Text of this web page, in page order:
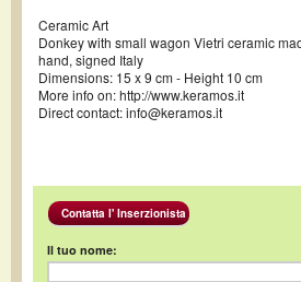
Ceramic Art
Donkey with small wagon Vietri ceramic
hand, signed Italy
Dimensions: 15 x 9 cm - Height 10 cm
More info on: http://www.keramos.it
Direct contact: info@keramos.it
Contatta l' Inserzionista
Il tuo nome: